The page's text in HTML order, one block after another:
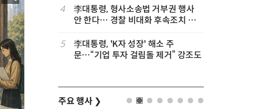
경제 빌
해야”
“돌려차
한계
4
李대통령, 형사소송법 거부권 행사
안 한다… 경찰 비대화 후속조치 점
5
李대통령, 'K자 성장' 해소 주
문…“기업 투자 걸림돌 제거” 강조도
주요 행사 ❯